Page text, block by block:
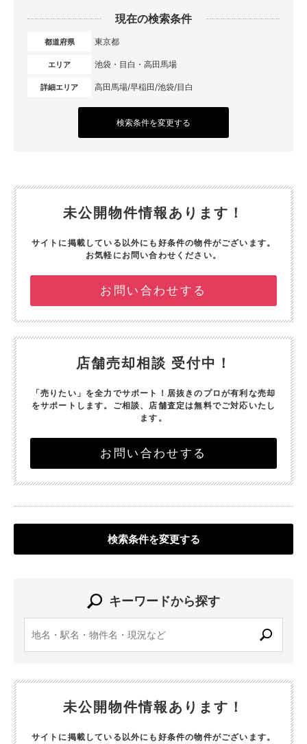
現在の検索条件
都道府県 東京都
エリア 池袋・目白・高田馬場
詳細エリア 高田馬場/早稲田/池袋/目白
検索条件を変更する
未公開物件情報あります！
サイトに掲載している以外にも好条件の物件がございます。
お気軽にお問い合わせください。
お問い合わせする
店舗売却相談 受付中！
「売りたい」を全力でサポート！ 居抜きのプロが有利な売却
をサポートします。 ご相談、店舗査定は無料でご対応いたし
ます。
お問い合わせする
検索条件を変更する
キーワードから探す
未公開物件情報あります！
サイトに掲載している以外にも好条件の物件がございます。